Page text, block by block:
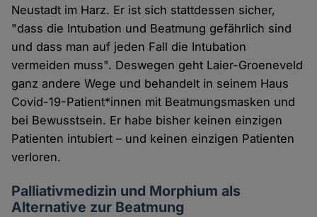
Neustadt im Harz. Er ist sich stattdessen sicher,
"dass die Intubation und Beatmung gefährlich sind
und dass man auf jeden Fall die Intubation
vermeiden muss". Deswegen geht Laier-Groeneveld
ganz andere Wege und behandelt in seinem Haus
Covid-19-Patient*innen mit Beatmungsmasken und
bei Bewusstsein. Er habe bisher keinen einzigen
Patienten intubiert – und keinen einzigen Patienten
verloren.
Palliativmedizin und Morphium als
Alternative zur Beatmung